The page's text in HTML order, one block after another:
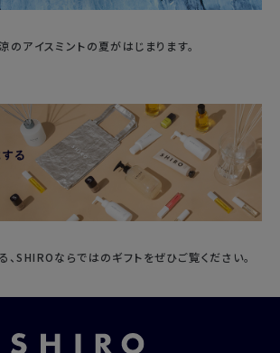
のアイスミントの夏がはじまります。
SHIROならではのギフトをぜひご覧ください。